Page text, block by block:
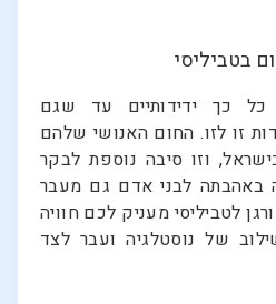
בטביליסי
כל כך ידידותיים עד שגם
זו לזו. החום האנושי שלהם
וזו סיבה נוספת לבקר
באהבתה לבני אדם גם מעבר
לטביליסי מעניק לכם חוויה
של נוסטלגיה ועבר לצד